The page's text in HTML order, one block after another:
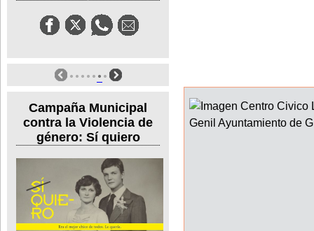
Campaña Municipal
contra la Violencia de
género: Sí quiero